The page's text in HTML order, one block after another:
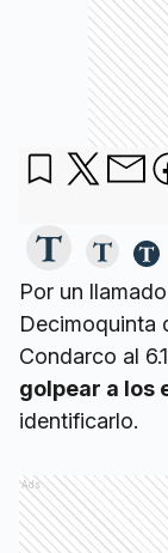
Por un
Decimoquinta
Condarco al
golpear a los
identificarlo.
Ads